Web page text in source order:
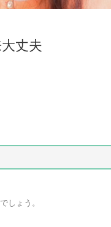
丈夫
しょう。